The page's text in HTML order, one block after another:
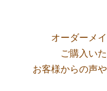
オーダーメ
ご購入い
お客様からの声